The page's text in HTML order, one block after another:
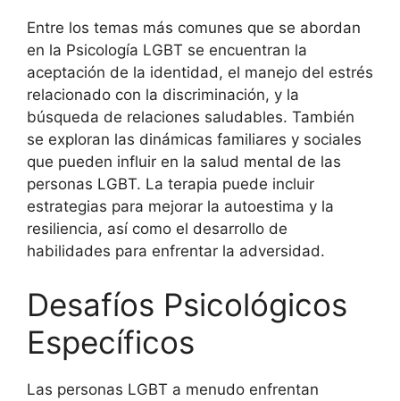
Entre los temas más comunes que se abordan
en la Psicología LGBT se encuentran la
aceptación de la identidad, el manejo del estrés
relacionado con la discriminación, y la
búsqueda de relaciones saludables. También
se exploran las dinámicas familiares y sociales
que pueden influir en la salud mental de las
personas LGBT. La terapia puede incluir
estrategias para mejorar la autoestima y la
resiliencia, así como el desarrollo de
habilidades para enfrentar la adversidad.
Desafíos Psicológicos
Específicos
Las personas LGBT a menudo enfrentan